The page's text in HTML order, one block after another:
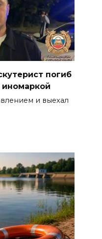
погиб
иномаркой
и выехал